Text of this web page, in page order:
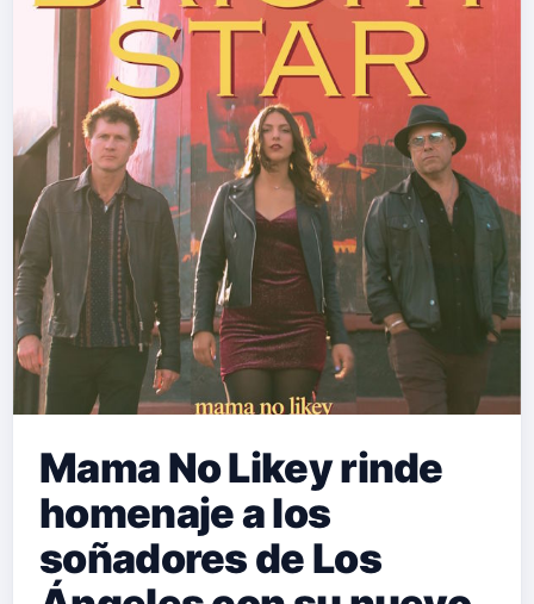
Mama No Likey rinde
homenaje a los
soñadores de Los